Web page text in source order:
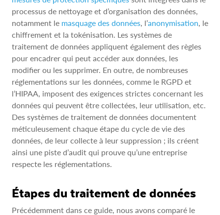
processus de nettoyage et d’organisation des données,
notamment le masquage des données, l’anonymisation, le
chiffrement et la tokénisation. Les systèmes de
traitement de données appliquent également des règles
pour encadrer qui peut accéder aux données, les
modifier ou les supprimer. En outre, de nombreuses
réglementations sur les données, comme le RGPD et
l’HIPAA, imposent des exigences strictes concernant les
données qui peuvent être collectées, leur utilisation, etc.
Des systèmes de traitement de données documentent
méticuleusement chaque étape du cycle de vie des
données, de leur collecte à leur suppression ; ils créent
ainsi une piste d’audit qui prouve qu’une entreprise
respecte les réglementations.
Étapes du traitement de données
Précédemment dans ce guide, nous avons comparé le